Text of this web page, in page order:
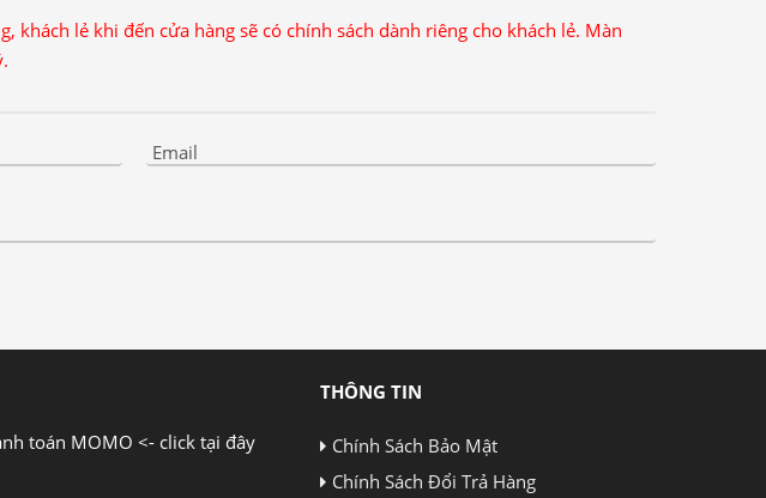
khách lẻ khi đến cửa hàng sẽ có chính sách dành riêng cho khách lẻ. Màn
Email
toán MOMO <- click tại đây
THÔNG TIN
Chính Sách Bảo Mật
Chính Sách Đổi Trả Hàng